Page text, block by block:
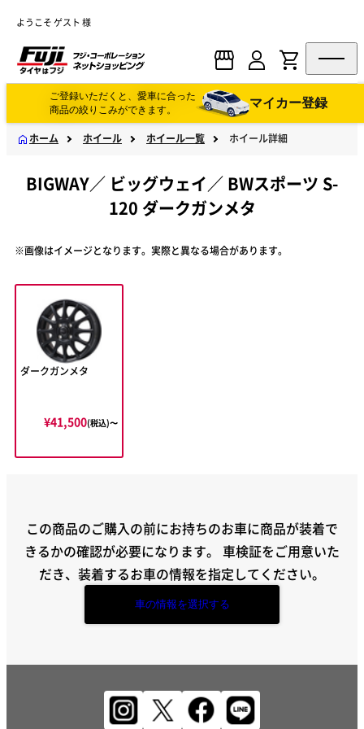
ようこそ ゲスト 様
ご登録いただくと、愛車に合った
商品の絞りこみができます。
マイカー登録
ホーム ホイール ホイール一覧 ホイール詳細
BIGWAY／ ビッグウェイ／ BWスポーツ S-
120 ダークガンメタ
※画像はイメージとなります。実際と異なる場合があります。
ダークガンメタ
¥41,500(税込)〜
この商品のご購入の前にお持ちのお車に商品が装着で
きるかの確認が必要になります。 車検証をご用意いた
だき、装着するお車の情報を指定してください。
車の情報を選択する